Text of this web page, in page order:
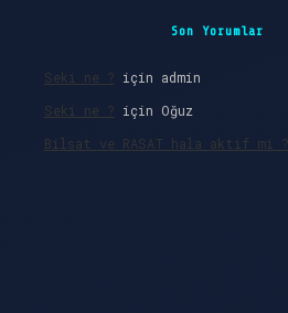
Son Yorumlar
Seki ne ? için admin
Seki ne ? için Oğuz
Bilsat ve RASAT hala aktif mi ?